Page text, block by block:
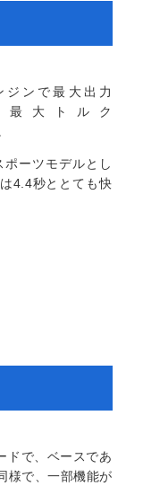
ジンで最大出力
最大トルク
ーツモデルとし
4.4秒ととても快
ドで、ベースであ
様で、一部機能が